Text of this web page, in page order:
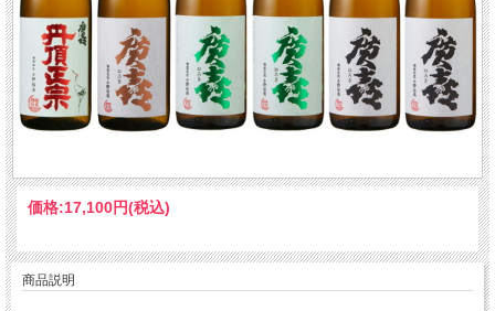
価格:17,100円(税込)
商品説明